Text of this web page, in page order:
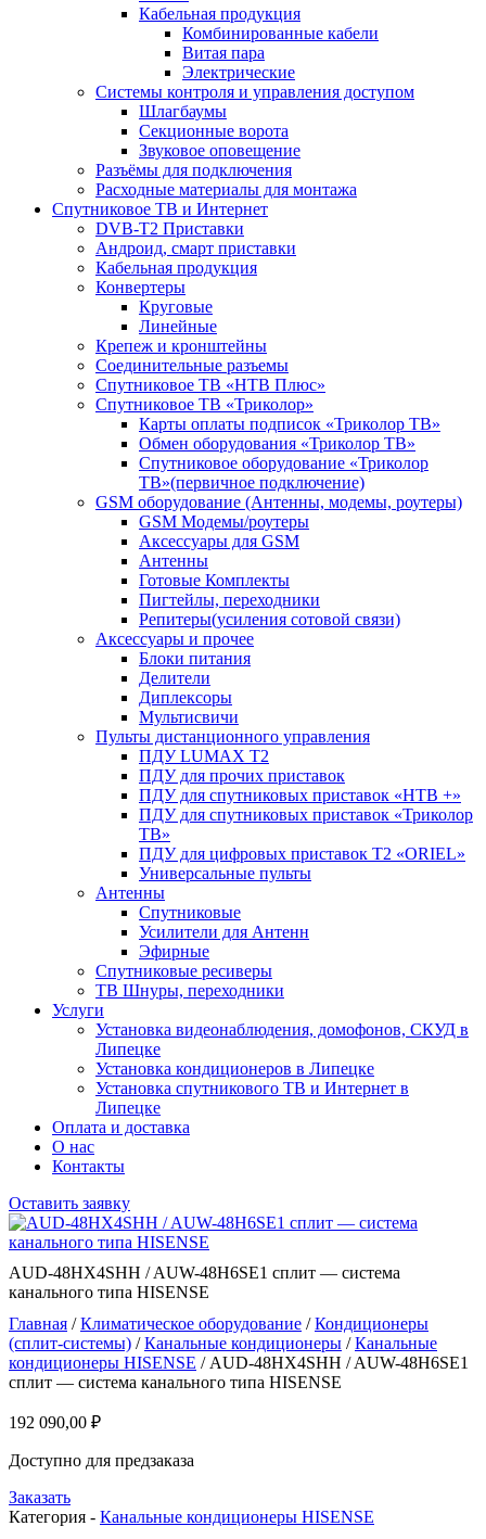
Кабельная продукция
Комбинированные кабели
Витая пара
Электрические
Системы контроля и управления доступом
Шлагбаумы
Секционные ворота
Звуковое оповещение
Разъёмы для подключения
Расходные материалы для монтажа
Спутниковое ТВ и Интернет
DVB-Т2 Приставки
Андроид, смарт приставки
Кабельная продукция
Конвертеры
Круговые
Линейные
Крепеж и кронштейны
Соединительные разъемы
Спутниковое ТВ «НТВ Плюс»
Спутниковое ТВ «Триколор»
Карты оплаты подписок «Триколор ТВ»
Обмен оборудования «Триколор ТВ»
Спутниковое оборудование «Триколор
ТВ»(первичное подключение)
GSM оборудование (Антенны, модемы, роутеры)
GSM Модемы/роутеры
Аксессуары для GSM
Антенны
Готовые Комплекты
Пигтейлы, переходники
Репитеры(усиления сотовой связи)
Аксессуары и прочее
Блоки питания
Делители
Диплексоры
Мультисвичи
Пульты дистанционного управления
ПДУ LUMAX Т2
ПДУ для прочих приставок
ПДУ для спутниковых приставок «НТВ +»
ПДУ для спутниковых приставок «Триколор
ТВ»
ПДУ для цифровых приставок Т2 «ORIEL»
Универсальные пульты
Антенны
Спутниковые
Усилители для Антенн
Эфирные
Спутниковые ресиверы
ТВ Шнуры, переходники
Услуги
Установка видеонаблюдения, домофонов, СКУД в
Липецке
Установка кондиционеров в Липецке
Установка спутникового ТВ и Интернет в
Липецке
Оплата и доставка
О нас
Контакты
Оставить заявку
AUD-48HX4SHH / AUW-48H6SE1 сплит — система
канального типа HISENSE
Главная /Климатическое оборудование /Кондиционеры
(сплит-системы) /Канальные кондиционеры /Канальные
кондиционеры HISENSE / AUD-48HX4SHH / AUW-48H6SE1
сплит — система канального типа HISENSE
192 090,00 ₽
Доступно для предзаказа
Заказать
Категория - Канальные кондиционеры HISENSE